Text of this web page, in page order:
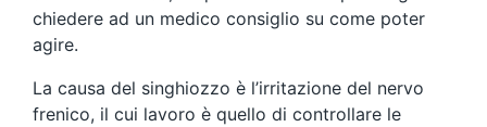
chiedere ad un medico consiglio su come poter
agire.
La causa del singhiozzo è l’irritazione del nervo
frenico, il cui lavoro è quello di controllare le